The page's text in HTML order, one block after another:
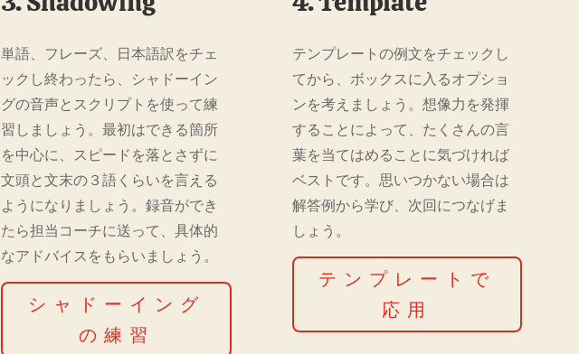
単語、フレーズ、日本語訳をチェ
ックし終わったら、シャドーイン
グの音声とスクリプトを使って練
習しましょう。最初はできる箇所
を中心に、スピードを落とさずに
文頭と文末の３語くらいを言える
ようになりましょう。録音ができ
たら担当コーチに送って、具体的
なアドバイスをもらいましょう。
シャドーイング
の練習
テンプレートの例文をチェックし
てから、ボックスに入るオプショ
ンを考えましょう。想像力を発揮
することによって、たくさんの言
葉を当てはめることに気づければ
ベストです。思いつかない場合は
解答例から学び、次回につなげま
しょう。
テンプレートで
応用